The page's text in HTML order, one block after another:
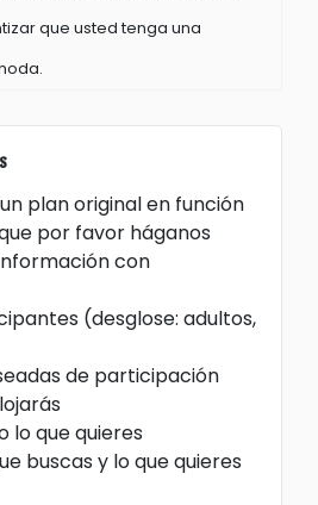
que usted tenga una
plan original en función
por favor háganos
con
(desglose: adultos,
de participación
lo que quieres
buscas y lo que quieres